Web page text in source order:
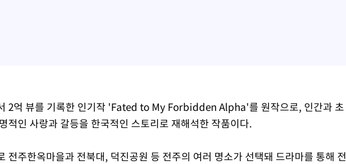
2억 뷰를 기록한 인기작 'Fated to My Forbidden Alpha'를 원작으로, 인간과 초
적인 사랑과 갈등을 한국적인 스토리로 재해석한 작품이다.
전주한옥마을과 전북대, 덕진공원 등 전주의 여러 명소가 선택돼 드라마를 통해 전